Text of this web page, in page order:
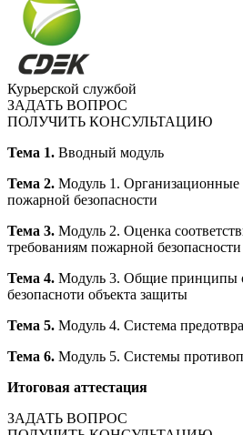
Курьерской службой
ЗАДАТЬ ВОПРОС
ПОЛУЧИТЬ КОНСУЛЬТАЦИЮ
Тема 1. Вводный модуль
Тема 2. Модуль 1. Организационные
пожарной безопасности
Тема 3. Модуль 2. Оценка
требованиям пожарной безопасности
Тема 4. Модуль 3. Общие принципы
безопасноти объекта защиты
Тема 5. Модуль 4. Система
Тема 6. Модуль 5. Системы
Итоговая аттестация
ЗАДАТЬ ВОПРОС